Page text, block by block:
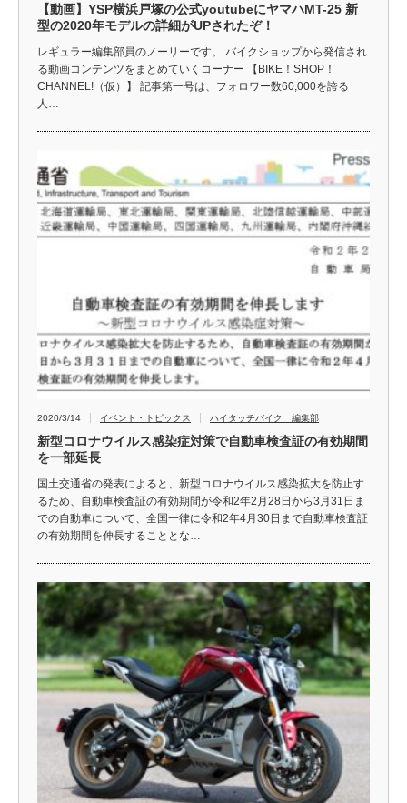
【動画】YSP横浜戸塚の公式youtubeにヤマハMT-25 新
型の2020年モデルの詳細がUPされたぞ！
レギュラー編集部員のノーリーです。 バイクショップから発信され
る動画コンテンツをまとめていくコーナー 【BIKE！SHOP！
CHANNEL!（仮）】 記事第一号は、フォロワー数60,000を誇る
人…
2020/3/14 イベント・トピックス ハイタッチバイク 編集部
新型コロナウイルス感染症対策で自動車検査証の有効期間
を一部延長
国土交通省の発表によると、新型コロナウイルス感染拡大を防止す
るため、自動車検査証の有効期間が令和2年2月28日から3月31日ま
での自動車について、全国一律に令和2年4月30日まで自動車検査証
の有効期間を伸長することとな…